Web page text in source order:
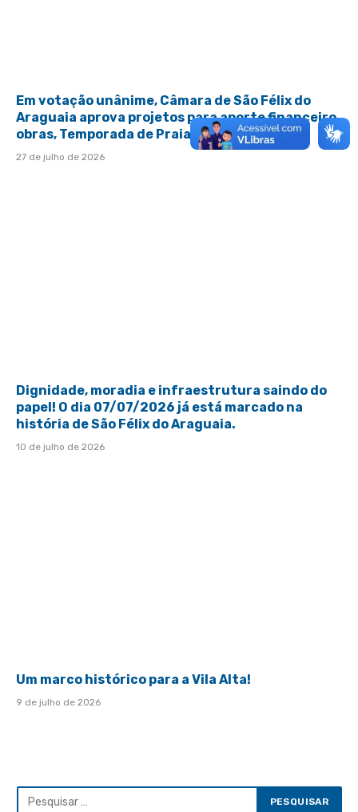
Em votação unânime, Câmara de São Félix do
Araguaia aprova projetos para aporte financeiro,
obras, Temporada de Praia e esporte
27 de julho de 2026
Dignidade, moradia e infraestrutura saindo do
papel! O dia 07/07/2026 já está marcado na
história de São Félix do Araguaia.
10 de julho de 2026
Um marco histórico para a Vila Alta!
9 de julho de 2026